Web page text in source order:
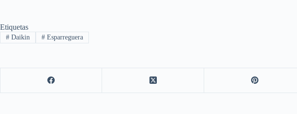
Etiquetas
#Daikin #Esparreguera